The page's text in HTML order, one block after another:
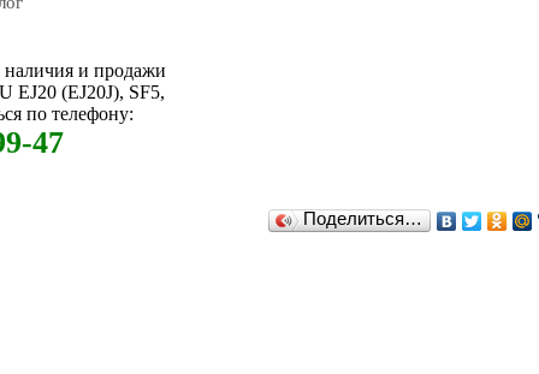
и продажи
EJ20 (EJ20J), SF5,
по телефону:
47
Поделиться…